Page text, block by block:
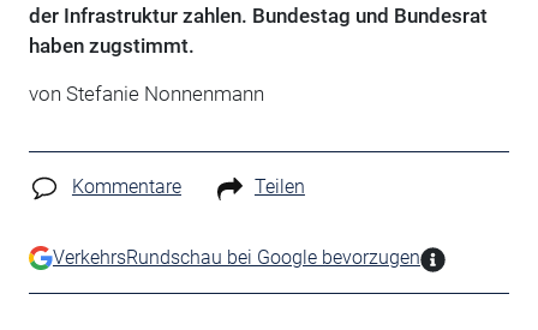
der Infrastruktur zahlen. Bundestag und Bundesrat
haben zugstimmt.
von Stefanie Nonnenmann
Kommentare Teilen
VerkehrsRundschau bei Google bevorzugen